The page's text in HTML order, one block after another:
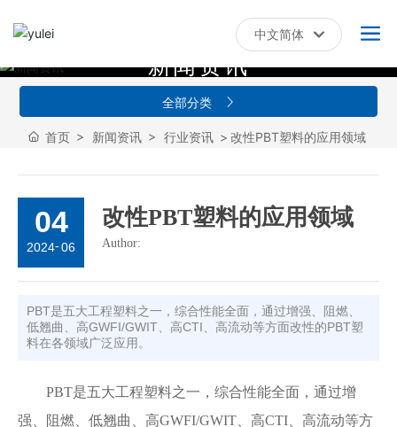
中文简体
العربية
English
España
新闻资讯
全部分类
首页 新闻资讯 行业资讯 改性PBT塑料的应用领域
04
2024-06
改性PBT塑料的应用领域
Author:
PBT是五大工程塑料之一，综合性能全面，通过增强、阻燃、
低翘曲、高GWFI/GWIT、高CTI、高流动等方面改性的PBT塑
料在各领域广泛应用。
PBT是五大工程塑料之一，综合性能全面，通过增
强、阻燃、低翘曲、高GWFI/GWIT、高CTI、高流动等方